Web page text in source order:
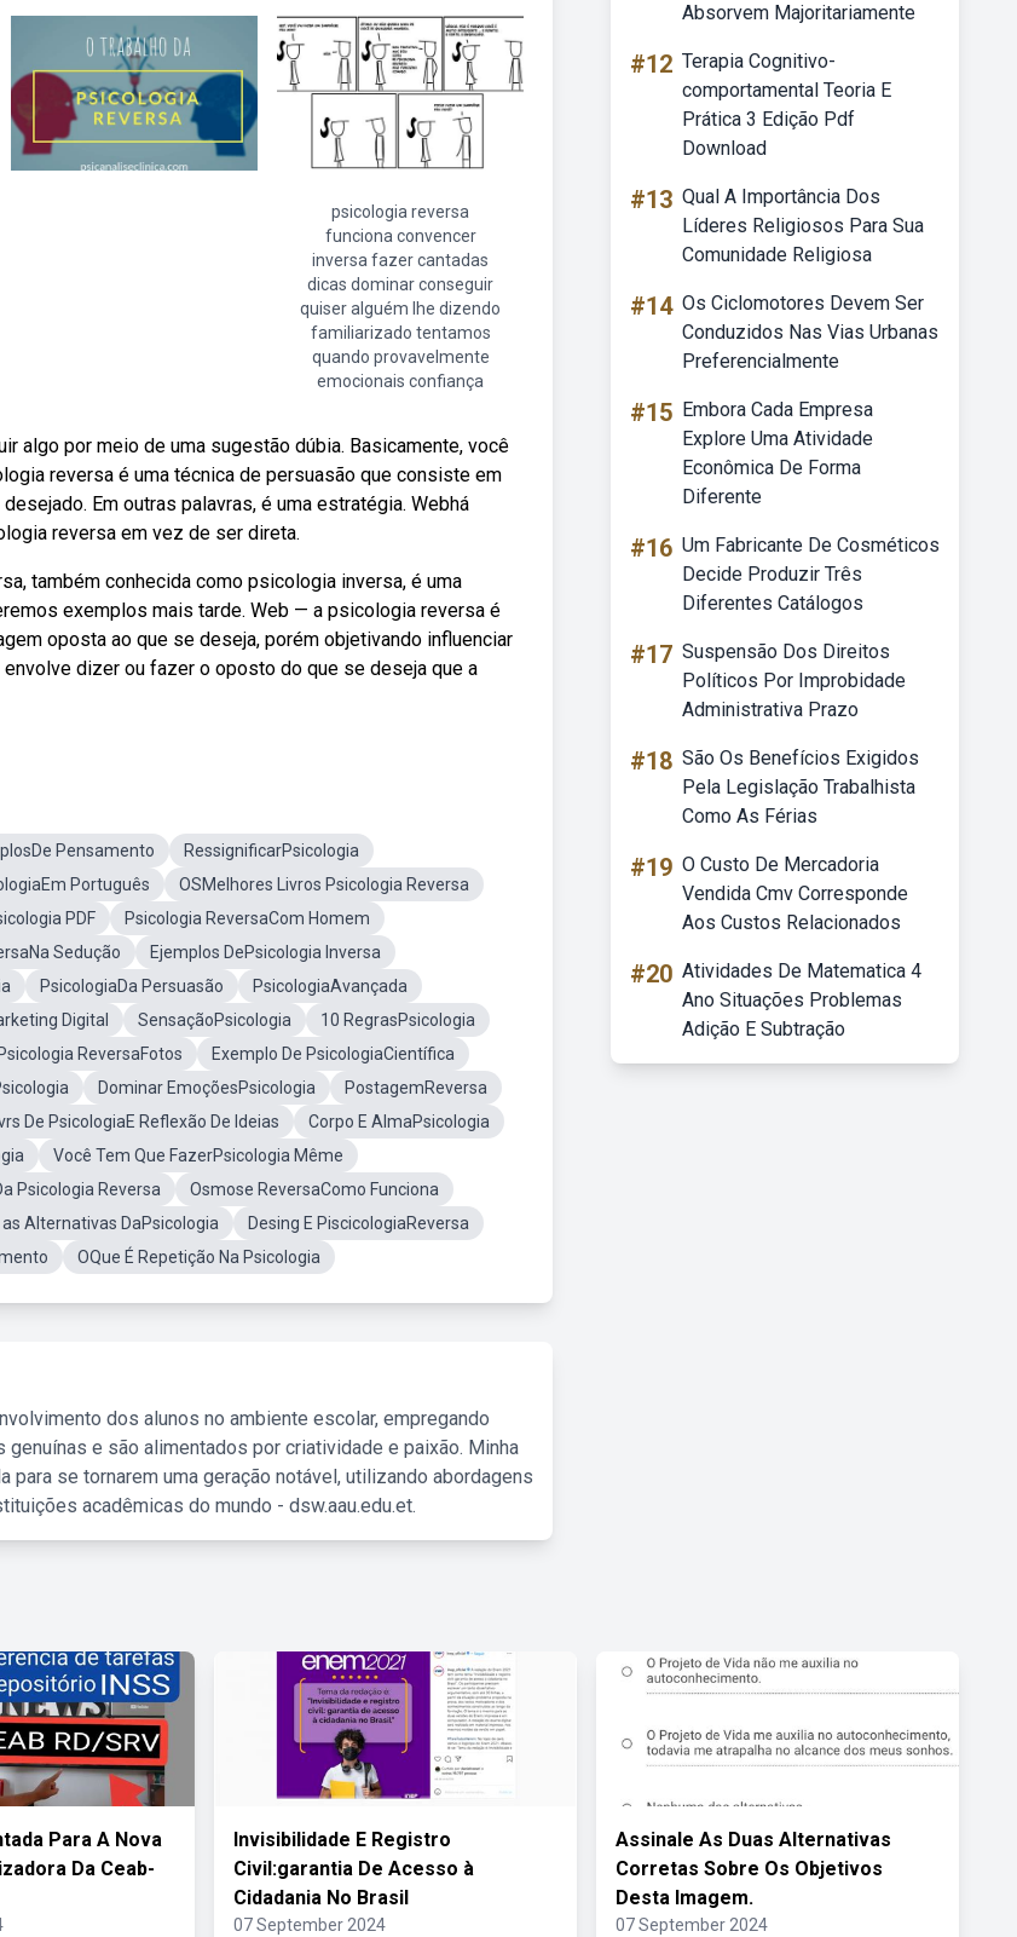
psicologia reversa
funciona convencer
inversa fazer cantadas
dicas dominar conseguir
quiser alguém lhe dizendo
familiarizado tentamos
quando provavelmente
emocionais confiança
algo por meio de uma sugestão dúbia. Basicamente, você
reversa é uma técnica de persuasão que consiste em
Em outras palavras, é uma estratégia. Webhá
reversa em vez de ser direta.
também conhecida como psicologia inversa, é uma
exemplos mais tarde. Web — a psicologia reversa é
oposta ao que se deseja, porém objetivando influenciar
dizer ou fazer o oposto do que se deseja que a
Pensamento
RessignificarPsicologia
Português
OSMelhores Livros Psicologia Reversa
PDF
Psicologia ReversaCom Homem
Sedução
Ejemplos DePsicologia Inversa
PsicologiaDa Persuasão
PsicologiaAvançada
Digital SensaçãoPsicologia
10 RegrasPsicologia
ReversaFotos
Exemplo De PsicologiaCientífica
Dominar EmoçõesPsicologia
PostagemReversa
De PsicologiaE Reflexão De Ideias
Corpo E AlmaPsicologia
Você Tem Que FazerPsicologia Même
Psicologia Reversa
Osmose ReversaComo Funciona
as Alternativas DaPsicologia
Desing E PiscicologiaReversa
OQue É Repetição Na Psicologia
dos alunos no ambiente escolar, empregando
e são alimentados por criatividade e paixão. Minha
se tornarem uma geração notável, utilizando abordagens
acadêmicas do mundo - dsw.aau.edu.et.
Absorvem Majoritariamente
#12 Terapia Cognitivo-
comportamental Teoria E
Prática 3 Edição Pdf
Download
#13 Qual A Importância Dos
Líderes Religiosos Para Sua
Comunidade Religiosa
#14 Os Ciclomotores Devem Ser
Conduzidos Nas Vias Urbanas
Preferencialmente
#15 Embora Cada Empresa
Explore Uma Atividade
Econômica De Forma
Diferente
#16 Um Fabricante De Cosméticos
Decide Produzir Três
Diferentes Catálogos
#17 Suspensão Dos Direitos
Políticos Por Improbidade
Administrativa Prazo
#18 São Os Benefícios Exigidos
Pela Legislação Trabalhista
Como As Férias
#19 O Custo De Mercadoria
Vendida Cmv Corresponde
Aos Custos Relacionados
#20 Atividades De Matematica 4
Ano Situações Problemas
Adição E Subtração
Para A Nova
Da Ceab-
Invisibilidade E Registro
Civil:garantia De Acesso à
Cidadania No Brasil
07 September 2024
Assinale As Duas Alternativas
Corretas Sobre Os Objetivos
Desta Imagem.
07 September 2024